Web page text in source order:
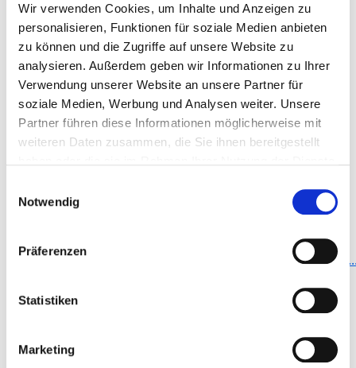
Wir verwenden Cookies, um Inhalte und Anzeigen zu
personalisieren, Funktionen für soziale Medien anbieten
zu können und die Zugriffe auf unsere Website zu
analysieren. Außerdem geben wir Informationen zu Ihrer
Verwendung unserer Website an unsere Partner für
soziale Medien, Werbung und Analysen weiter. Unsere
Partner führen diese Informationen möglicherweise mit
weiteren Daten zusammen, die Sie ihnen bereitgestellt
Notwendig
Präferenzen
Statistiken
Marketing
Gerhard-Kienle-Weg 4 Gerhard-Kienle-Weg 4
58313 Herdecke
http://www.gemeinschaftskrankenhaus.de/de/
Further locations
Number of beds: 540